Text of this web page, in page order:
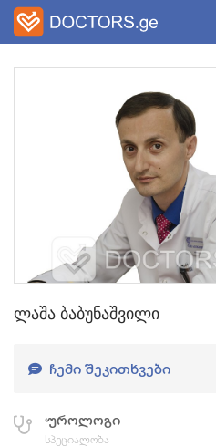
ლაშა ბაბუნაშვილი
ᲩᲔᲛᲘ ᲨᲔᲙᲘᲗᲮᲕᲔᲑᲘ
უროლოგი
სპეციალობა